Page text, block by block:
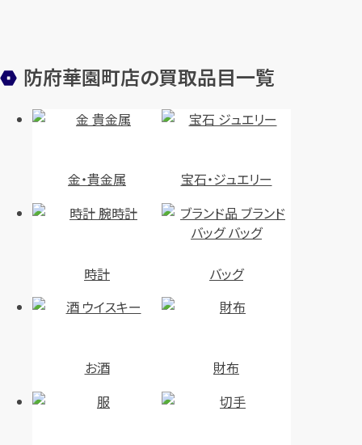
防府華園町店の買取品目一覧
金・貴金属 宝石・ジュエリー
時計 バッグ
お酒 財布